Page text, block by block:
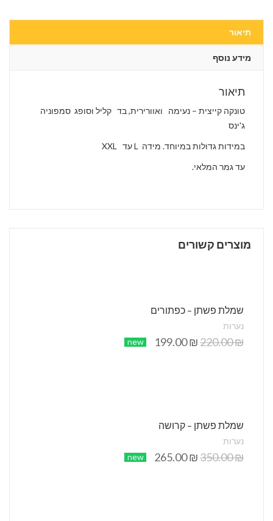
תיאור
מידע נוסף
תיאור
טונקה קייצית – נעימה ואוורירית, בד קליל וסופג סמפוניה
ג'ינס
במידות גדולות במיוחד. מידה L עד XXL
עד גמר המלאי.
מוצרים קשורים
שמלת פשתן – כפתורים
נערות
220.00₪
199.00₪
new
שמלת פשתן – קרושה
נערות
350.00₪
265.00₪
new